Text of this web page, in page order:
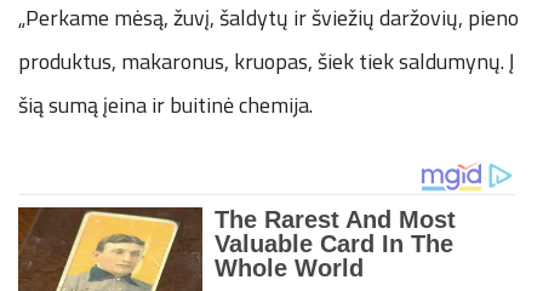
„Perkame mėsą, žuvį, šaldytų ir šviežių daržovių, pieno
produktus, makaronus, kruopas, šiek tiek saldumynų. Į
šią sumą įeina ir buitinė chemija.